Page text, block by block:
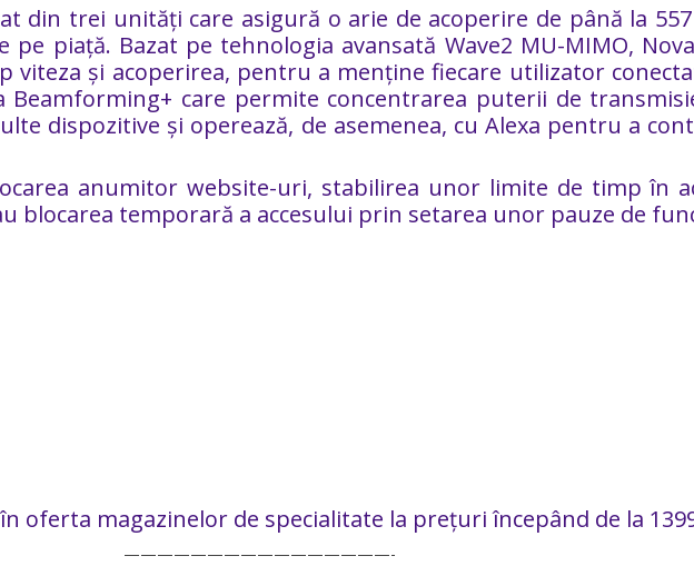
din trei unități care asigură o arie de acoperire de până la
piață. Bazat pe tehnologia avansată Wave2 MU-MIMO,
viteza și acoperirea, pentru a menține fiecare utilizator
Beamforming+ care permite concentrarea puterii de
dispozitive și operează, de asemenea, cu Alexa pentru a
anumitor website-uri, stabilirea unor limite de timp în
blocarea temporară a accesului prin setarea unor pauze de
oferta magazinelor de specialitate la prețuri începând de la
————————————————-